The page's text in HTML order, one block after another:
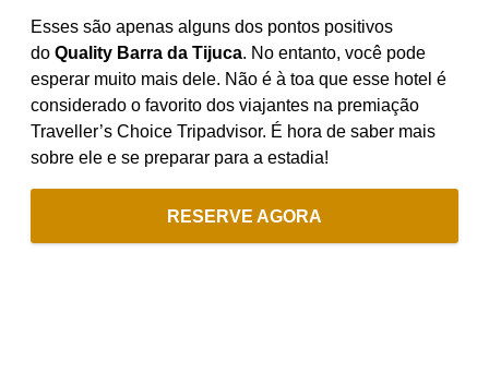
Esses são apenas alguns dos pontos positivos
do Quality Barra da Tijuca. No entanto, você pode
esperar muito mais dele. Não é à toa que esse hotel é
considerado o favorito dos viajantes na premiação
Traveller’s Choice Tripadvisor. É hora de saber mais
sobre ele e se preparar para a estadia!
RESERVE AGORA